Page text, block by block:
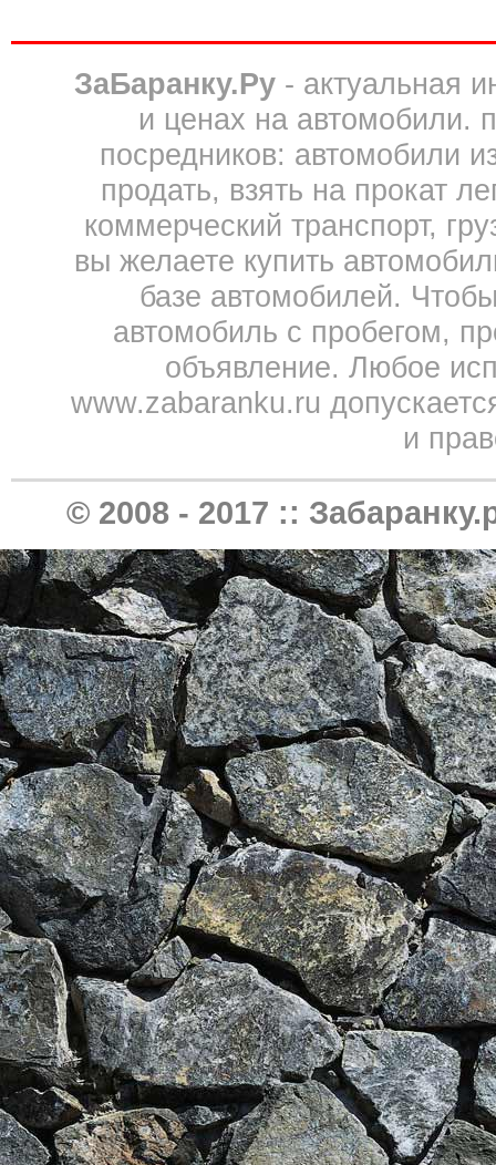
ЗаБаранку.Ру- актуальная
и ценах на автомобили.
посредников: автомобили
продать, взять на прокат
коммерческий транспорт,
вы желаете купить
базе автомобилей.
автомобиль с пробегом,
объявление. Любое
www.zabaranku.ru
и
© 2008 - 2017 ::